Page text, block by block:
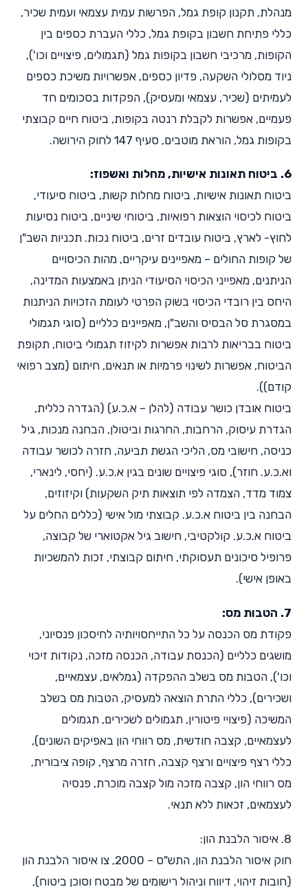
מנהלת, תקנון קופת גמל, הפרשות עמית עצמאי ועמית שכיר,
כללי פתיחת חשבון בקופת גמל, כללי העברת כספים בין
הקופות, מרכיבי חשבון בקופות גמל (תגמולים, פיצויים וכו'),
ניוד מסלולי השקעה, פדיון כספים, אפשרויות משיכת כספים
לעמיתים (שכיר, עצמאי ומעסיק), הפקדות בסכומים חד
פעמיים, אפשרות לקבלת רנטה בקופות, ביטוח חיים קבוצתי
בקופות גמל, הוראת מוטבים, סעיף 147 לחוק הירושה.
6. ביטוח תאונות אישיות, מחלות ואשפוז:
ביטוח תאונות אישיות, ביטוח מחלות קשות, ביטוח סיעודי,
ביטוח לכיסוי הוצאות רפואיות, ביטוחי שיניים, ביטוח נסיעות
לחוץ- לארץ, ביטוח עובדים זרים, ביטוח נכות. תכניות השב"ן
של קופות החולים – מאפיינים עיקריים, מהות הכיסויים
הניתנים, מאפייני הכיסוי הסיעודי הניתן באמצעות המדינה,
היחס בין רובדי הכיסוי בשוק הפרטי לעומת הזכויות הניתנות
במסגרת סל הבסיס והשב"ן, מאפיינים כלליים (סוגי תגמולי
ביטוח בבריאות לרבות אפשרות לקיזוז תגמולי ביטוח, תקופת
הביטוח, אפשרות לשינוי פרמיות או תנאים, חיתום (מצב רפואי
קודם)).
ביטוח אובדן כושר עבודה (להלן – א.כ.ע) (הגדרה כללית,
הגדרת עיסוק, הרחבות, החרגות וביטולן, הבחנה מנכות, גיל
כניסה, חישובי מס, הליכי הגשת תביעה, חזרה לכושר עבודה
וא.כ.ע. חוזר), סוגי פיצויים שונים בגין א.כ.ע. (יחסי, לינארי,
צמוד מדד, הצמדה לפי תוצאות תיק השקעות) וקיזוזים,
הבחנה בין ביטוח א.כ.ע. קבוצתי מול אישי (כללים החלים על
ביטוח א.כ.ע. קולקטיבי, חישוב גיל אקטוארי של קבוצה,
פרופיל סיכונים תעסוקתי, חיתום קבוצתי, זכות להמשכיות
באופן אישי).
7. הטבות מס:
פקודת מס הכנסה על כל התייחסויותיה לחיסכון פנסיוני,
מושגים כלליים (הכנסת עבודה, הכנסה מזכה, נקודות זיכוי
וכו'), הטבות מס בשלב ההפקדה (גמלאים, עצמאיים,
ושכירים), כללי התרת הוצאה למעסיק, הטבות מס בשלב
המשיכה (פיצויי פיטורין, תגמולים לשכירים, תגמולים
לעצמאיים, קצבה חודשית, מס רווחי הון באפיקים השונים),
כללי רצף פיצויים ורצף קצבה, חזרה מרצף, קופה ציבורית,
מס רווחי הון, קצבה מזכה מול קצבה מוכרת, פנסיה
לעצמאים, זכאות ללא תנאי.
8. איסור הלבנת הון:
חוק איסור הלבנת הון, התש"ס – 2000, צו איסור הלבנת הון
(חובות זיהוי, דיווח וניהול רישומים של מבטח וסוכן ביטוח),